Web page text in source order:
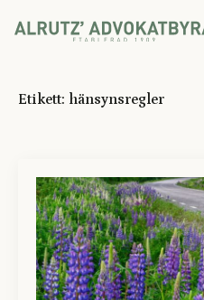
Etikett: hänsynsregler